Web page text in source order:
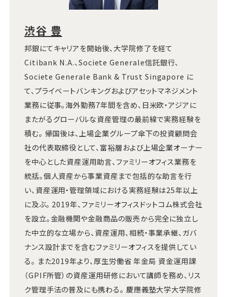
渋谷 豊
邦銀にてキャリアを開始後、大学院修了を経て
Citibank N.A.、Societe Generale信託銀行、
Societe Generale Bank & Trust Singapore に
て、プライベートバンキングおよびアセットマネジメント
業務に従事。海外勤務7年間を含め、日米欧・アジアに
またがるグローバルな資産管理の最前線で実務経験を
積む。 帰国後は、上場企業グループ傘下の投資顧問会
社の代表取締役として、富裕層および上場企業オーナー
を中心とした資産運用助言、ファミリーオフィス業務を
統括。個人資産から事業資産まで包括的な助言を行
い、資産運用・管理領域における実務経験は25年以上
に及ぶ。 2019年、ファミリーオフィスドットコム株式会社
を設立。金融機関や金融商品の販売から完全に独立し
た中立的な立場から、資産運用、相続・事業承継、ガバ
ナンス設計までを含むファミリーオフィスを提供してい
る。 また2019年より、厚生労働省 年金局 資金運用課
（GPIF所管）の資産運用研修において講師を務め、リス
ク管理手法の普及にも携わる。 慶應義塾大学大学院修